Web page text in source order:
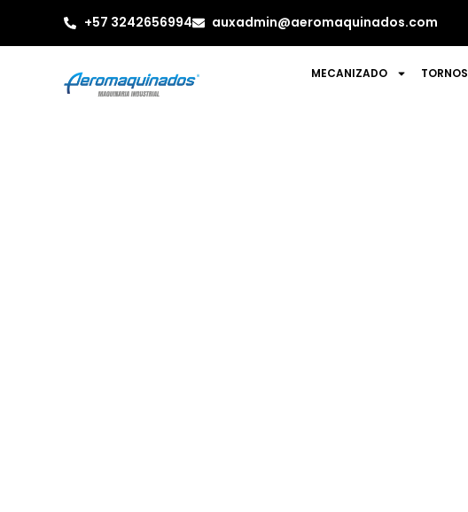
+57 3242656994 auxadmin@aeromaquinados.com
MECANIZADO TORNOS